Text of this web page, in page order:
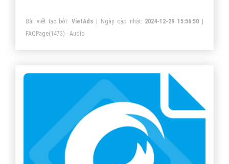
nổi bật và bản vẽ.
Bài viết tạo bởi:VietAds | Ngày cập nhật: 2024-12-29 15:56:50 |
FAQPage(1473) - Audio